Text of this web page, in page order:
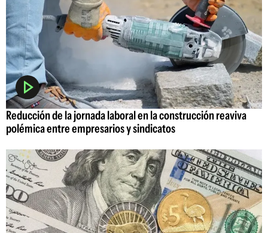
Reducción de la jornada laboral en la construcción reaviva
polémica entre empresarios y sindicatos